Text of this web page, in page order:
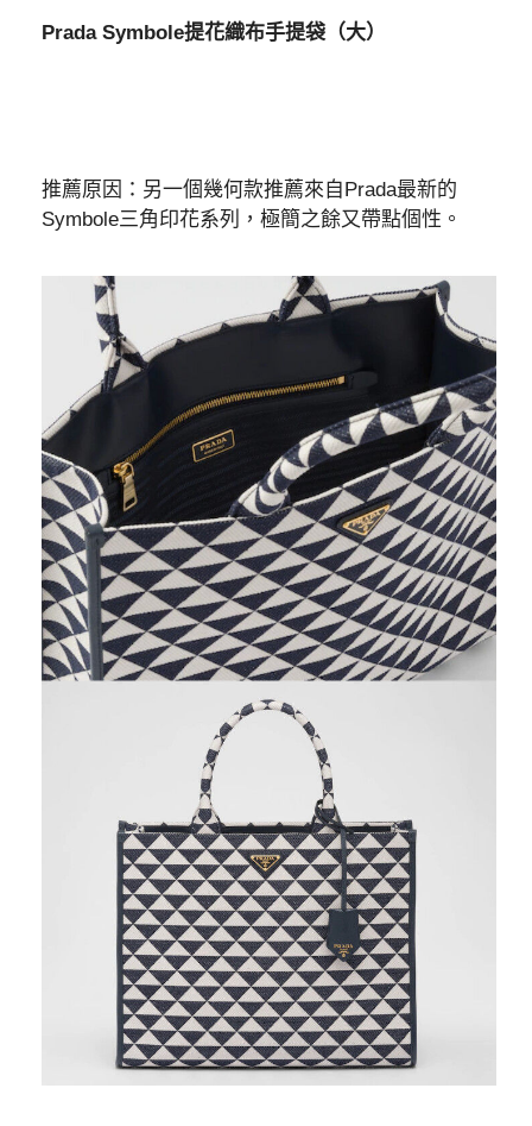
Prada Symbole提花織布手提袋（大）
推薦原因：另一個幾何款推薦來自Prada最新的
Symbole三角印花系列，極簡之餘又帶點個性。